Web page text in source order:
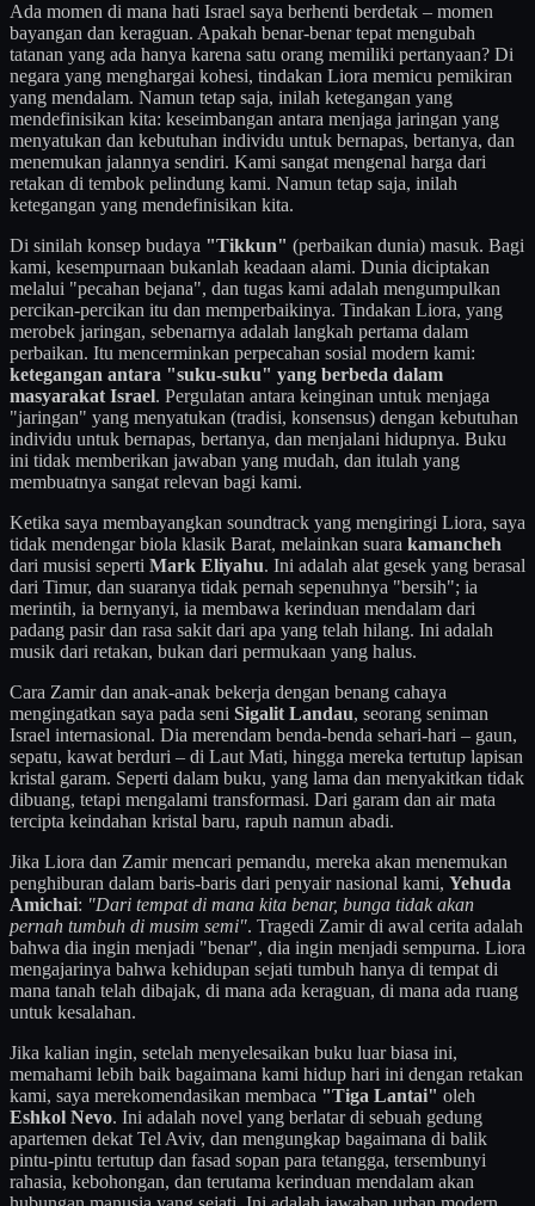
Ada momen di mana hati Israel saya berhenti berdetak – momen
bayangan dan keraguan. Apakah benar-benar tepat mengubah
tatanan yang ada hanya karena satu orang memiliki pertanyaan? Di
negara yang menghargai kohesi, tindakan Liora memicu pemikiran
yang mendalam. Namun tetap saja, inilah ketegangan yang
mendefinisikan kita: keseimbangan antara menjaga jaringan yang
menyatukan dan kebutuhan individu untuk bernapas, bertanya, dan
menemukan jalannya sendiri. Kami sangat mengenal harga dari
retakan di tembok pelindung kami. Namun tetap saja, inilah
ketegangan yang mendefinisikan kita.
Di sinilah konsep budaya "Tikkun" (perbaikan dunia) masuk. Bagi
kami, kesempurnaan bukanlah keadaan alami. Dunia diciptakan
melalui "pecahan bejana", dan tugas kami adalah mengumpulkan
percikan-percikan itu dan memperbaikinya. Tindakan Liora, yang
merobek jaringan, sebenarnya adalah langkah pertama dalam
perbaikan. Itu mencerminkan perpecahan sosial modern kami:
ketegangan antara "suku-suku" yang berbeda dalam
masyarakat Israel. Pergulatan antara keinginan untuk menjaga
"jaringan" yang menyatukan (tradisi, konsensus) dengan kebutuhan
individu untuk bernapas, bertanya, dan menjalani hidupnya. Buku
ini tidak memberikan jawaban yang mudah, dan itulah yang
membuatnya sangat relevan bagi kami.
Ketika saya membayangkan soundtrack yang mengiringi Liora, saya
tidak mendengar biola klasik Barat, melainkan suara kamancheh
dari musisi seperti Mark Eliyahu. Ini adalah alat gesek yang berasal
dari Timur, dan suaranya tidak pernah sepenuhnya "bersih"; ia
merintih, ia bernyanyi, ia membawa kerinduan mendalam dari
padang pasir dan rasa sakit dari apa yang telah hilang. Ini adalah
musik dari retakan, bukan dari permukaan yang halus.
Cara Zamir dan anak-anak bekerja dengan benang cahaya
mengingatkan saya pada seni Sigalit Landau, seorang seniman
Israel internasional. Dia merendam benda-benda sehari-hari – gaun,
sepatu, kawat berduri – di Laut Mati, hingga mereka tertutup lapisan
kristal garam. Seperti dalam buku, yang lama dan menyakitkan tidak
dibuang, tetapi mengalami transformasi. Dari garam dan air mata
tercipta keindahan kristal baru, rapuh namun abadi.
Jika Liora dan Zamir mencari pemandu, mereka akan menemukan
penghiburan dalam baris-baris dari penyair nasional kami, Yehuda
Amichai: "Dari tempat di mana kita benar, bunga tidak akan
pernah tumbuh di musim semi". Tragedi Zamir di awal cerita adalah
bahwa dia ingin menjadi "benar", dia ingin menjadi sempurna. Liora
mengajarinya bahwa kehidupan sejati tumbuh hanya di tempat di
mana tanah telah dibajak, di mana ada keraguan, di mana ada ruang
untuk kesalahan.
Jika kalian ingin, setelah menyelesaikan buku luar biasa ini,
memahami lebih baik bagaimana kami hidup hari ini dengan retakan
kami, saya merekomendasikan membaca "Tiga Lantai" oleh
Eshkol Nevo. Ini adalah novel yang berlatar di sebuah gedung
apartemen dekat Tel Aviv, dan mengungkap bagaimana di balik
pintu-pintu tertutup dan fasad sopan para tetangga, tersembunyi
rahasia, kebohongan, dan terutama kerinduan mendalam akan